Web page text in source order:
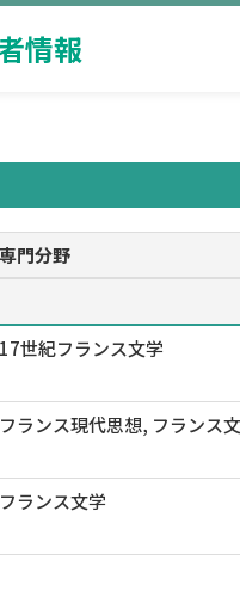
情報
専門分野
17世紀フランス文学
フランス現代思想, フランス
フランス文学